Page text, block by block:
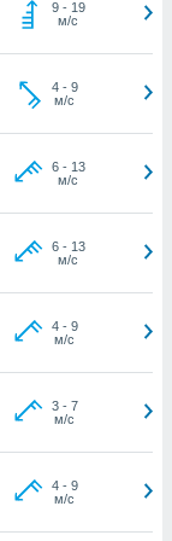
9- 19
м/с
4- 9
м/с
6- 13
м/с
6- 13
м/с
4- 9
м/с
3- 7
м/с
4- 9
м/с